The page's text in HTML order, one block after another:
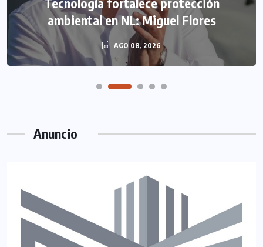
ambiental en NL: Miguel Flores
AGO 08, 2026
Anuncio